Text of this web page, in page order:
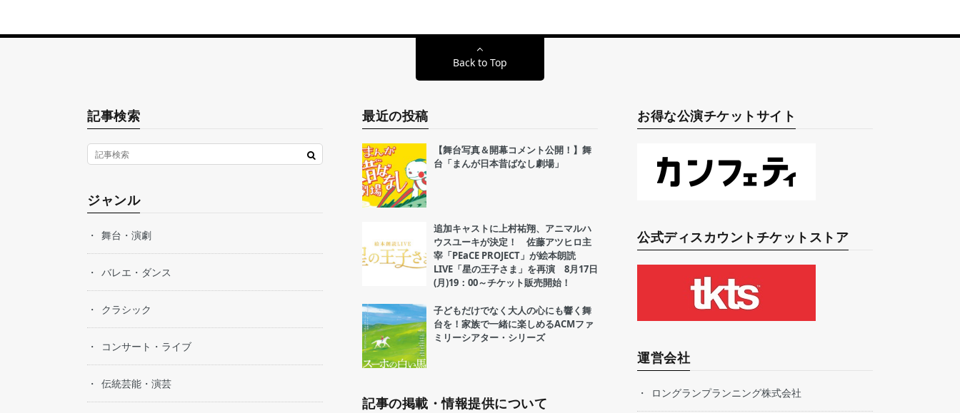
Back to Top
記事検索
ジャンル
舞台・演劇
バレエ・ダンス
クラシック
コンサート・ライブ
伝統芸能・演芸
最近の投稿
【舞台写真＆開幕コメント公開！】舞
台「まんが日本昔ばなし劇場」
追加キャストに上村祐翔、アニマルハ
ウスユーキが決定！ 佐藤アツヒロ主
宰「PEaCE PROJECT」が絵本朗読
LIVE「星の王子さま」を再演 8月17日
(月)19：00～チケット販売開始！
子どもだけでなく大人の心にも響く舞
台を！家族で一緒に楽しめるACMファ
ミリーシアター・シリーズ
記事の掲載・情報提供について
お得な公演チケットサイト
公式ディスカウントチケットストア
運営会社
ロングランプランニング株式会社